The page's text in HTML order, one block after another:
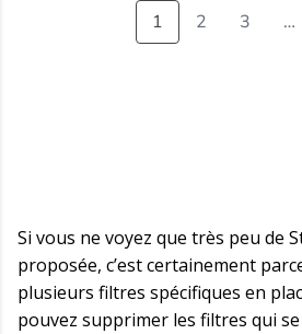
1 2 3 …
Si vous ne voyez que très peu de
proposée, c’est certainement
plusieurs filtres spécifiques en
pouvez supprimer les filtres qui